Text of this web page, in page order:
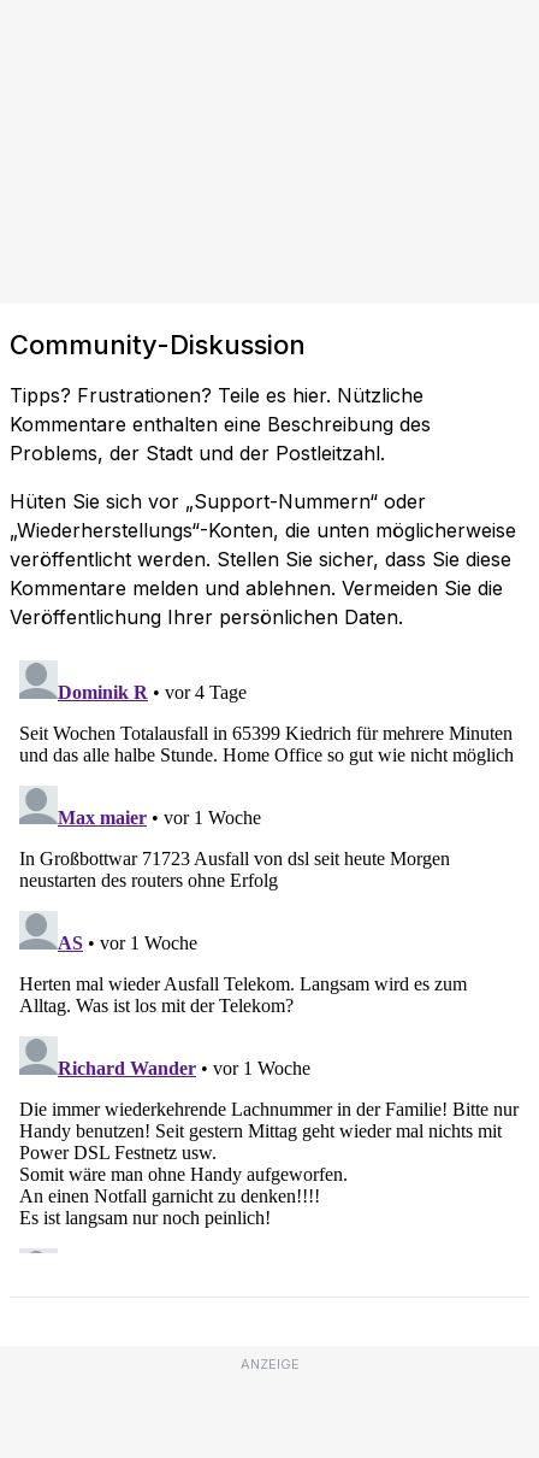
Community-Diskussion
Tipps? Frustrationen? Teile es hier. Nützliche
Kommentare enthalten eine Beschreibung des
Problems, der Stadt und der Postleitzahl.
Hüten Sie sich vor „Support-Nummern“ oder
„Wiederherstellungs“-Konten, die unten möglicherweise
veröffentlicht werden. Stellen Sie sicher, dass Sie diese
Kommentare melden und ablehnen. Vermeiden Sie die
Veröffentlichung Ihrer persönlichen Daten.
ANZEIGE